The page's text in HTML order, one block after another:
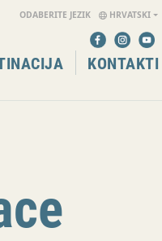
ODABERITE JEZIK HRVATSKI
KONTAKTI